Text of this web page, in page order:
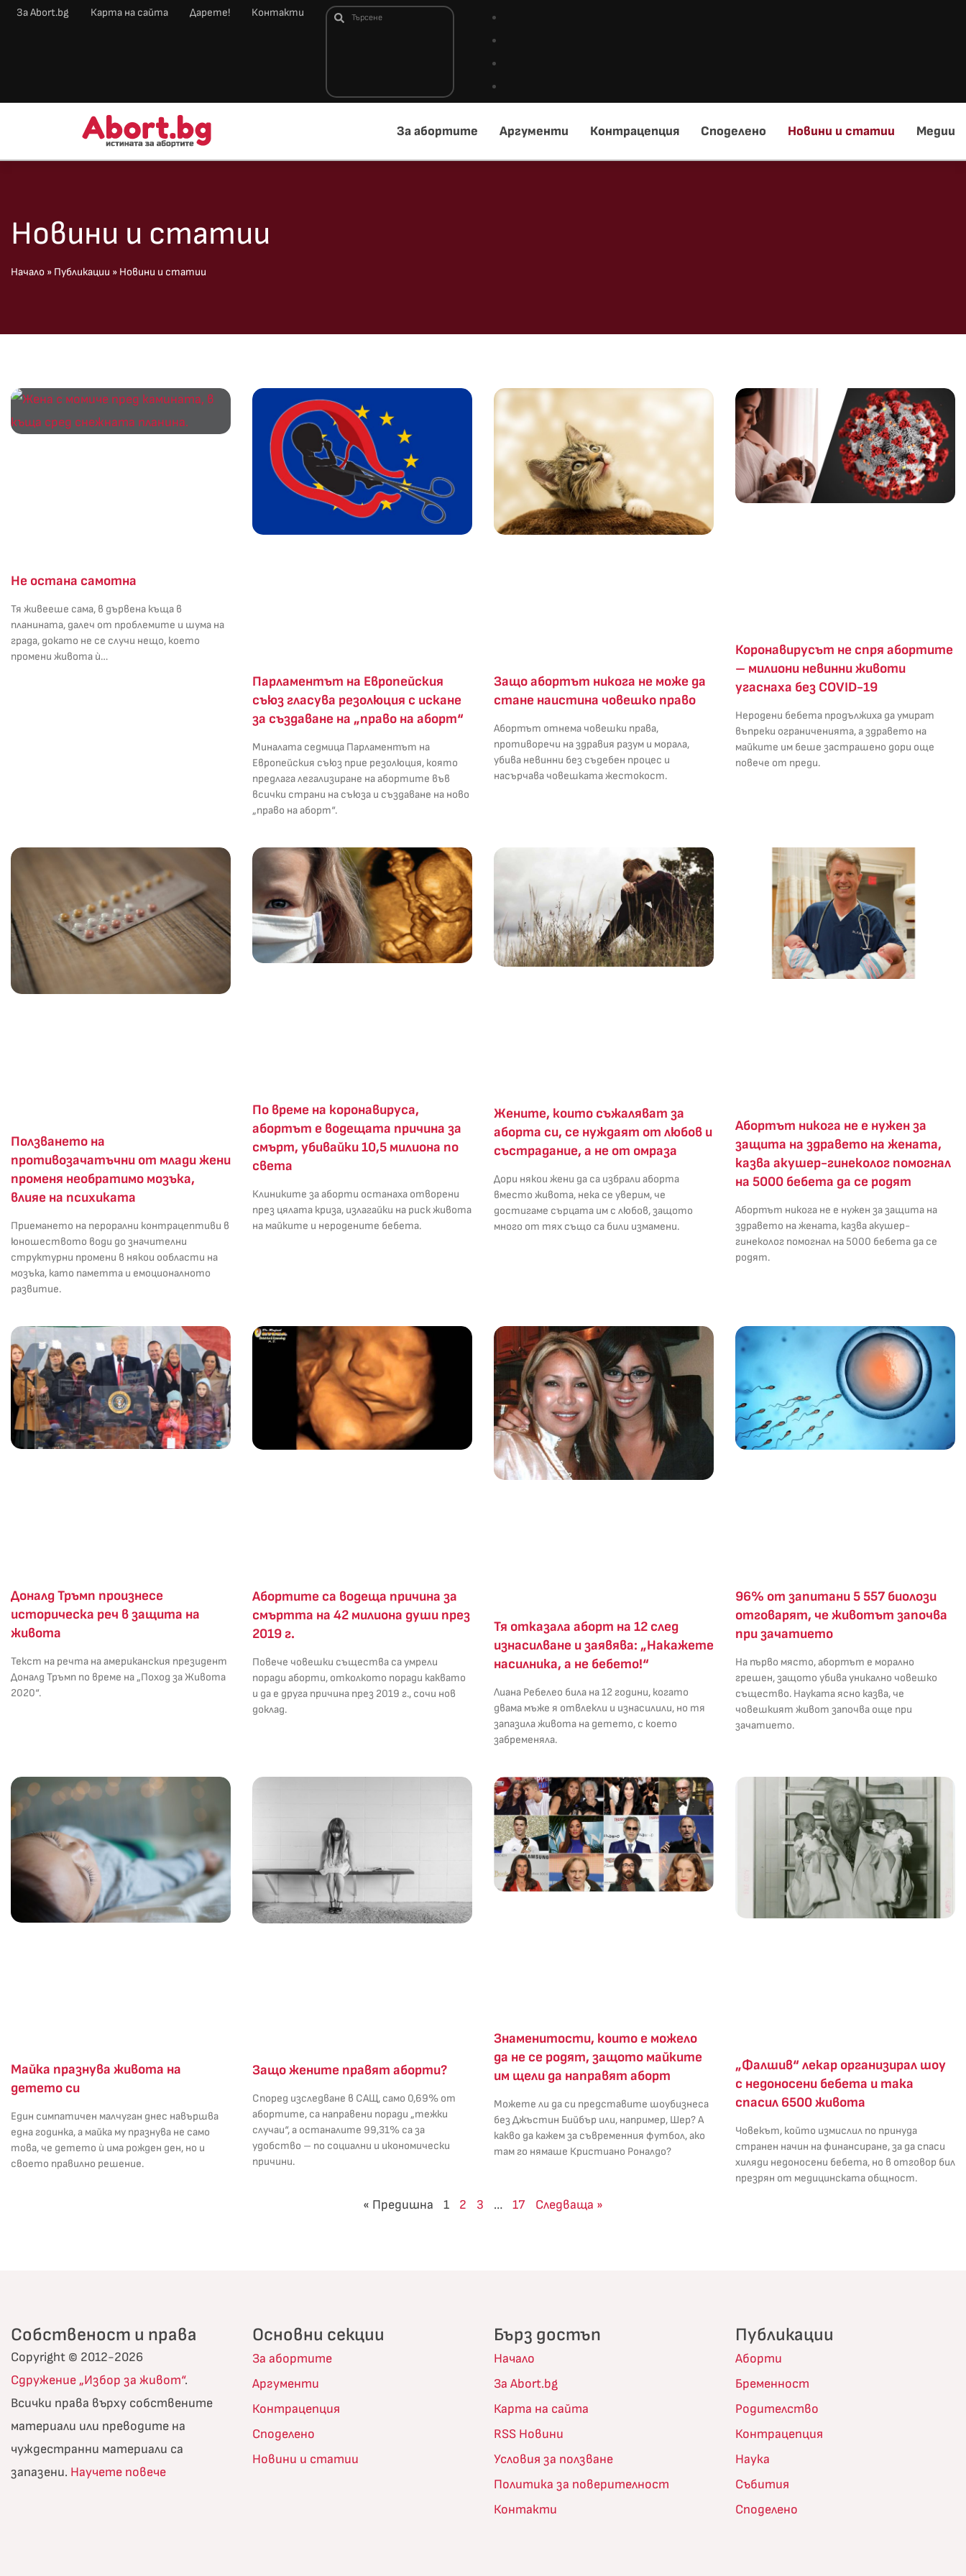
За Abort.bg Карта на сайта Дарете! Контакти
За абортите Аргументи Контрацепция Споделено Новини и статии Медии
Новини и статии
Начало » Публикации » Новини и статии
Не остана самотна
Тя живееше сама, в дървена къща в
планината, далеч от проблемите и шума на
града, докато не се случи нещо, което
промени живота ѝ…
Парламентът на Европейския
съюз гласува резолюция с искане
за създаване на „право на аборт“
Миналата седмица Парламентът на
Европейския съюз прие резолюция, която
предлага легализиране на абортите във
всички страни на съюза и създаване на ново
„право на аборт“.
Защо абортът никога не може да
стане наистина човешко право
Абортът отнема човешки права,
противоречи на здравия разум и морала,
убива невинни без съдебен процес и
насърчава човешката жестокост.
Коронавирусът не спря абортите
– милиони невинни животи
угаснаха без COVID-19
Неродени бебета продължиха да умират
въпреки ограниченията, а здравето на
майките им беше застрашено дори още
повече от преди.
Ползването на
противозачатъчни от млади жени
променя необратимо мозъка,
влияе на психиката
Приемането на перорални контрацептиви в
юношеството води до значителни
структурни промени в някои ообласти на
мозъка, като паметта и емоционалното
развитие.
По време на коронавируса,
абортът е водещата причина за
смърт, убивайки 10,5 милиона по
света
Клиниките за аборти останаха отворени
през цялата криза, излагайки на риск живота
на майките и неродените бебета.
Жените, които съжаляват за
аборта си, се нуждаят от любов и
състрадание, а не от омраза
Дори някои жени да са избрали аборта
вместо живота, нека се уверим, че
достигаме сърцата им с любов, защото
много от тях също са били измамени.
Абортът никога не е нужен за
защита на здравето на жената,
казва акушер-гинеколог помогнал
на 5000 бебета да се родят
Абортът никога не е нужен за защита на
здравето на жената, казва акушер-
гинеколог помогнал на 5000 бебета да се
родят.
Доналд Тръмп произнесе
историческа реч в защита на
живота
Текст на речта на американския президент
Доналд Тръмп по време на „Поход за Живота
2020“.
Абортите са водеща причина за
смъртта на 42 милиона души през
2019 г.
Повече човешки същества са умрели
поради аборти, отколкото поради каквато
и да е друга причина през 2019 г., сочи нов
доклад.
Тя отказала аборт на 12 след
изнасилване и заявява: „Накажете
насилника, а не бебето!“
Лиана Ребелео била на 12 години, когато
двама мъже я отвлекли и изнасилили, но тя
запазила живота на детето, с което
забременяла.
96% от запитани 5 557 биолози
отговарят, че животът започва
при зачатието
На първо място, абортът е морално
грешен, защото убива уникално човешко
същество. Науката ясно казва, че
човешкият живот започва още при
зачатието.
Майка празнува живота на
детето си
Един симпатичен малчуган днес навършва
една годинка, а майка му празнува не само
това, че детето ѝ има рожден ден, но и
своето правилно решение.
Защо жените правят аборти?
Според изследване в САЩ, само 0,69% от
абортите, са направени поради „тежки
случаи“, а останалите 99,31% са за
удобство – по социални и икономически
причини.
Знаменитости, които е можело
да не се родят, защото майките
им щели да направят аборт
Можете ли да си представите шоубизнеса
без Джъстин Бийбър или, например, Шер? А
какво да кажем за съвременния футбол, ако
там го нямаше Кристиано Роналдо?
„Фалшив“ лекар организирал шоу
с недоносени бебета и така
спасил 6500 живота
Човекът, който измислил по принуда
странен начин на финансиране, за да спаси
хиляди недоносени бебета, но в отговор бил
презрян от медицинската общност.
« Предишна 1 2 3 … 17 Следваща »
Собственост и права
Copyright © 2012-2026
Сдружение „Избор за живот“.
Всички права върху собствените
материали или преводите на
чуждестранни материали са
запазени. Научете повече
Основни секции
За абортите
Аргументи
Контрацепция
Споделено
Новини и статии
Бърз достъп
Начало
За Abort.bg
Карта на сайта
RSS Новини
Условия за ползване
Политика за поверителност
Контакти
Публикации
Аборти
Бременност
Родителство
Контрацепция
Наука
Събития
Споделено